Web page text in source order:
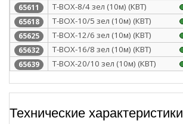
65611 Т-BOX-8/4 зел (10м) (КВТ)
65618 Т-BOX-10/5 зел (10м) (КВТ)
65625 Т-BOX-12/6 зел (10м) (КВТ)
65632 Т-BOX-16/8 зел (10м) (КВТ)
65639 Т-BOX-20/10 зел (10м) (КВТ)
Технические характеристики